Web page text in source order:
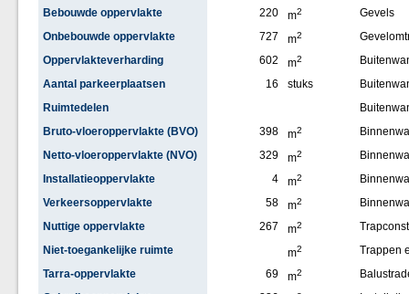
Bebouwde oppervlakte
220 m2
Gevels
Onbebouwde oppervlakte
727 m2
Oppervlakteverharding
602 m2
Aantal parkeerplaatsen
16 stuks
Ruimtedelen
Bruto-vloeroppervlakte (BVO)
398 m2
Netto-vloeroppervlakte (NVO)
329 m2
Installatieoppervlakte
4 m2
Verkeersoppervlakte
58 m2
Nuttige oppervlakte
267 m2
Niet-toegankelijke ruimte
m2
Trappen
Tarra-oppervlakte
69 m2